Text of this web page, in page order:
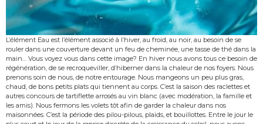
L’élément Eau est l’élément associé à l’hiver, au froid, au noir, au besoin de se
rouler dans une couverture devant un feu de cheminée, une tasse de thé dans la
main… Vous voyez vous dans cette image? En hiver nous avons tous ce besoin de
régénération, de se recroqueviller, d’hiberner dans la chaleur de nos foyers. Nous
prenons soin de nous, de notre entourage. Nous mangeons un peu plus gras,
chaud, de bons petits plats qui tiennent au corps. C’est la saison des raclettes et
autres concours de tartiflette arrosés au vin blanc (avec modération, la famille et
les amis). Nous fermons les volets tôt afin de garder la chaleur dans nos
maisonnées. C’est la période des pilou-pilous, plaids, et bouillottes. Entre le jour le